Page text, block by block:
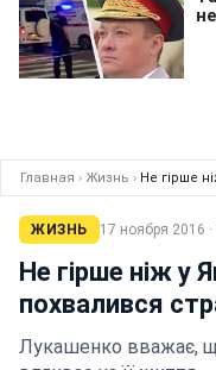
Главная › Жизнь › Не гірше
ЖИЗНЬ 17 ноября 2016
Не гірше ніж у
похвалився
Лукашенко вважає,